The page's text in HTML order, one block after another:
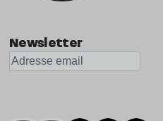
Newsletter